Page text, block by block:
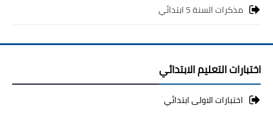
مذكرات السنة 5 ابتدائي
اختبارات التعليم الابتدائي
اختبارات الاولى ابتدائي